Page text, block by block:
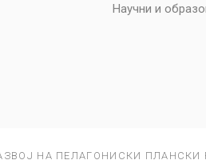
Научни и
НА ПЕЛАГОНИСКИ ПЛАНСКИ